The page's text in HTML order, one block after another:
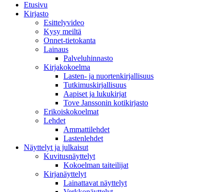
Etusivu
Kirjasto
Esittelyvideo
Kysy meiltä
Onnet-tietokanta
Lainaus
Palveluhinnasto
Kirjakokoelma
Lasten- ja nuortenkirjallisuus
Tutkimuskirjallisuus
Aapiset ja lukukirjat
Tove Janssonin kotikirjasto
Erikoiskokoelmat
Lehdet
Ammattilehdet
Lastenlehdet
Näyttelyt ja julkaisut
Kuvitusnäyttelyt
Kokoelman taiteilijat
Kirjanäyttelyt
Lainattavat näyttelyt